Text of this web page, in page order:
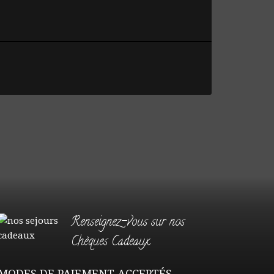
Renseignez-vous sur nos
Chèques Cadeaux